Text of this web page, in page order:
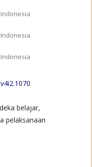
belajar,
pelaksanaan